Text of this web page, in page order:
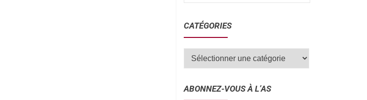
CATÉGORIES
ABONNEZ-VOUS À L’AS